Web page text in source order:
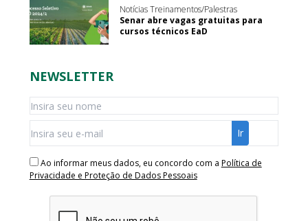
Notícias Treinamentos/Palestras
Senar abre vagas gratuitas para
cursos técnicos EaD
NEWSLETTER
Ao informar meus dados, eu concordo com a Política de
Privacidade e Proteção de Dados Pessoais